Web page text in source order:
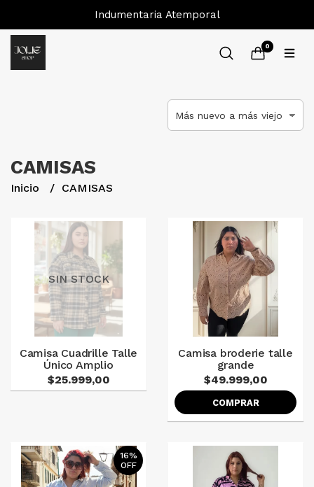
Indumentaria Atemporal
0
CAMISAS
Inicio CAMISAS
SIN STOCK
Camisa Cuadrille Talle
Único Amplio
$25.999,00
Camisa broderie talle
grande
$49.999,00
COMPRAR
16%
OFF